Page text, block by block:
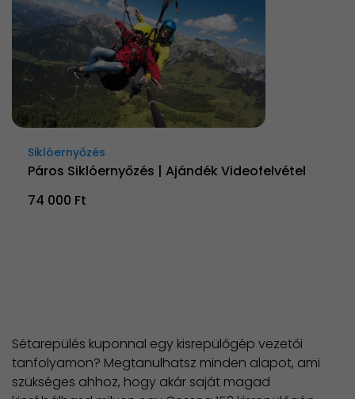
Siklóernyőzés
Páros Siklóernyőzés | Ajándék Videofelvétel
74 000 Ft
Sétarepülés kuponnal egy kisrepülőgép vezetői
tanfolyamon? Megtanulhatsz minden alapot, ami
szükséges ahhoz, hogy akár saját magad